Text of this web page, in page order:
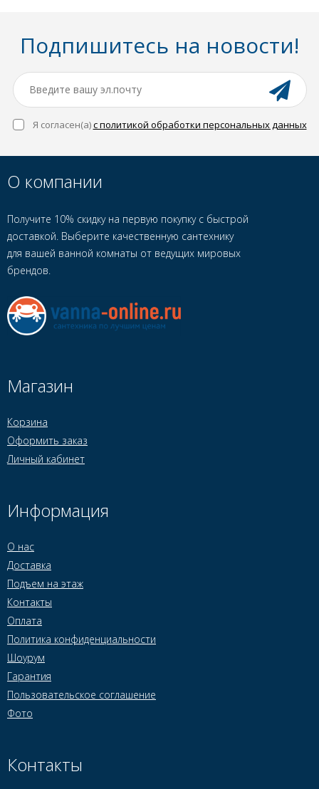
Подпишитесь на новости!
Я согласен(a)с политикой обработки персональных данных
О компании
Получите 10% скидку на первую покупку с быстрой
доставкой. Выберите качественную сантехнику
для вашей ванной комнаты от ведущих мировых
брендов.
Магазин
Корзина
Оформить заказ
Личный кабинет
Информация
О нас
Доставка
Подъем на этаж
Контакты
Оплата
Политика конфиденциальности
Шоурум
Гарантия
Пользовательское соглашение
Фото
Контакты